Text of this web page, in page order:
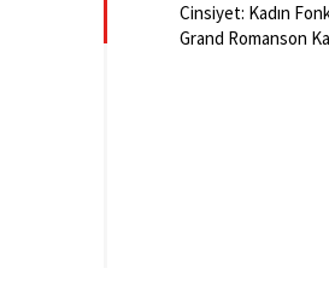
Cinsiyet: Kadın
Grand Romanson